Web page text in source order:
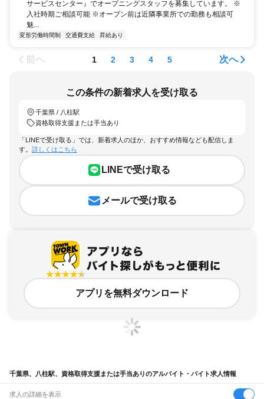
サービスセンター』でオープニングスタッフを募集しています。 ※
入社時期ご相談可能 ※オープン前は近隣事業所での勤務も相談可
魅...
変形労働時間制 交通費支給 昇給あり
前へ 1 2 3 4 5 次へ
この条件の新着求人を受け取る
千葉県 / 八柱駅
資格取得支援または手当あり
「LINEで受け取る」では、新着求人のほか、おすすめ情報なども配信しま
す。 詳しくはこちら
LINEで受け取る
メールで受け取る
アプリを無料ダウンロード
千葉県、八柱駅、資格取得支援または手当ありのアルバイト・バイト求人情報
求人の詳細を表示